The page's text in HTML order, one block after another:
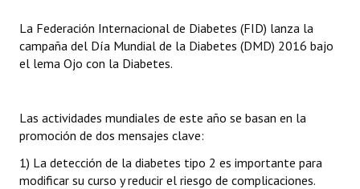
Periodistas Decanos - Registro
Huéspedes de Honor - Registro
Antiguos Pobladores - Registro
La Federación Internacional de Diabetes (FID) lanza la
campaña del Día Mundial de la Diabetes (DMD) 2016 bajo
el lema Ojo con la Diabetes.
Las actividades mundiales de este año se basan en la
promoción de dos mensajes clave:
1) La detección de la diabetes tipo 2 es importante para
modificar su curso y reducir el riesgo de complicaciones.